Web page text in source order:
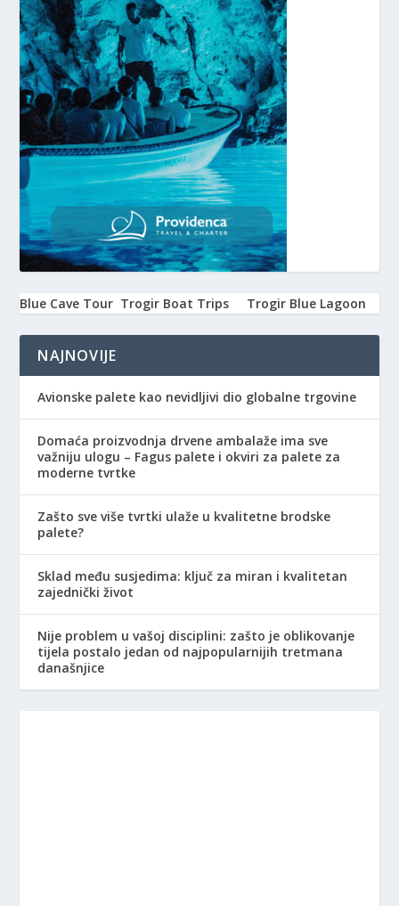
Blue Cave Tour Trogir Boat Trips Trogir Blue Lagoon
NAJNOVIJE
Avionske palete kao nevidljivi dio globalne trgovine
Domaća proizvodnja drvene ambalaže ima sve
važniju ulogu – Fagus palete i okviri za palete za
moderne tvrtke
Zašto sve više tvrtki ulaže u kvalitetne brodske
palete?
Sklad među susjedima: ključ za miran i kvalitetan
zajednički život
Nije problem u vašoj disciplini: zašto je oblikovanje
tijela postalo jedan od najpopularnijih tretmana
današnjice